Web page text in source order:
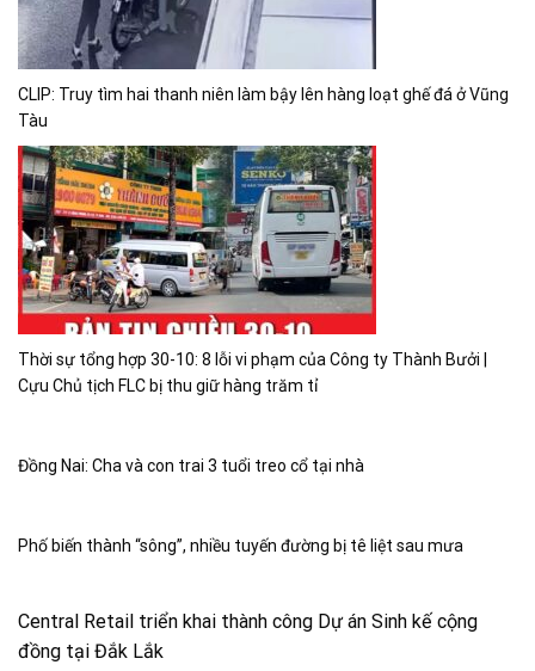
CLIP: Truy tìm hai thanh niên làm bậy lên hàng loạt ghế đá ở Vũng
Tàu
Thời sự tổng hợp 30-10: 8 lỗi vi phạm của Công ty Thành Bưởi |
Cựu Chủ tịch FLC bị thu giữ hàng trăm tỉ
Đồng Nai: Cha và con trai 3 tuổi treo cổ tại nhà
Phố biến thành “sông”, nhiều tuyến đường bị tê liệt sau mưa
Central Retail triển khai thành công Dự án Sinh kế cộng
đồng tại Đắk Lắk